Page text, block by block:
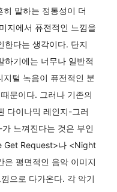
말하는 정통성이 더
지에서 퓨전적인 느낌을
한다는 생각이다. 단지
하기에는 너무나 일반적
털 녹음이 퓨전적인 분
문이다. 그러나 기존의
다이나믹 레인지-그러
느껴진다는 것은 부인
Get Request>나 <Night
은 평면적인 음악 이미지
으로 다가온다. 각 악기